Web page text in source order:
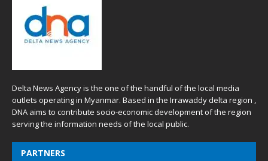
Delta News Agency is the one of the handful of the local media
outlets operating in Myanmar. Based in the Irrawaddy delta region ,
DNA aims to contribute socio-economic development of the region
serving the information needs of the local public.
PARTNERS